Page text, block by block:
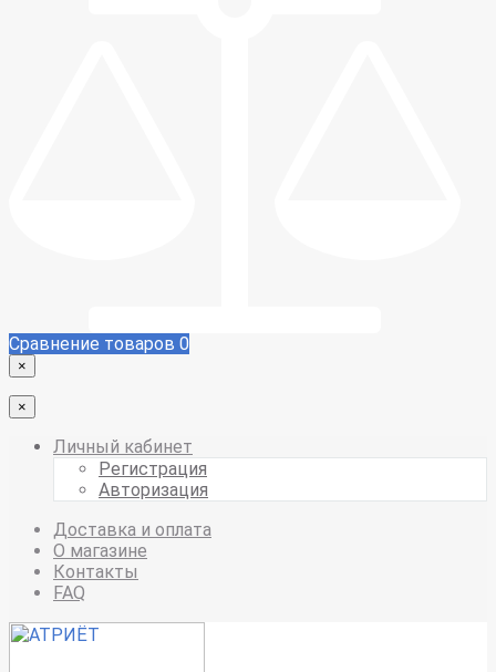
Сравнение товаров 0
×
×
Личный кабинет
Регистрация
Авторизация
Доставка и оплата
О магазине
Контакты
FAQ